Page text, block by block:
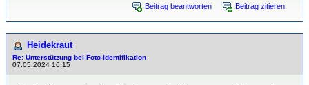
Beitrag beantworten Beitrag zitieren
Heidekraut
Re: Unterstützung bei Foto-Identifikation
07.05.2024 16:15